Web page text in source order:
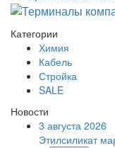
Категории
Химия
Кабель
Стройка
SALE
Новости
3 августа 2026
Этилсиликат